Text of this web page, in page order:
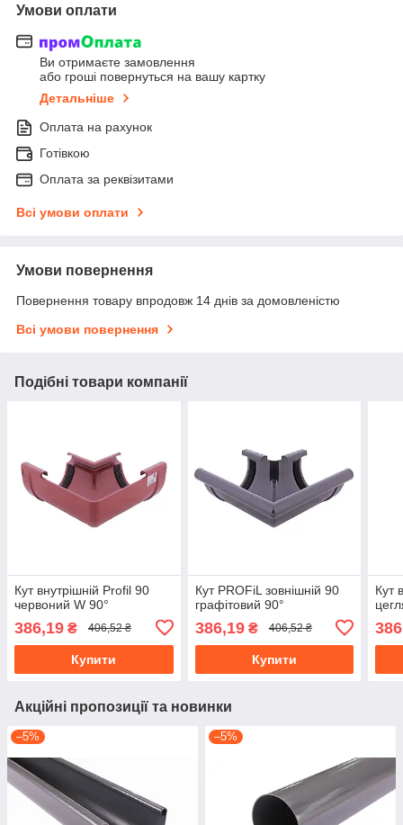
Умови оплати
Ви отримаєте замовлення
або гроші повернуться на вашу картку
Детальніше
Оплата на рахунок
Готівкою
Оплата за реквізитами
Всі умови оплати
Умови повернення
Повернення товару впродовж 14 днів за домовленістю
Всі умови повернення
Подібні товари компанії
Кут внутрішній Profil 90
червоний W 90°
386,19 ₴ 406,52 ₴
Купити
Кут PROFiL зовнішній 90
графітовий 90°
386,19₴ 406,52 ₴
Купити
Кут
Акційні пропозиції та новинки
–5% –5%